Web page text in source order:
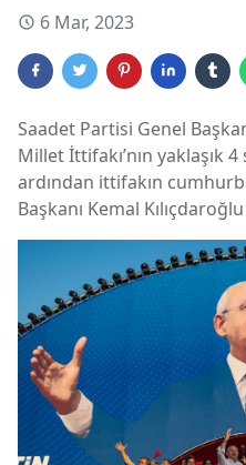
6 Mar, 2023
Saadet Partisi Genel
Millet İttifakı’nın yaklaşık
ardından ittifakın
Başkanı Kemal